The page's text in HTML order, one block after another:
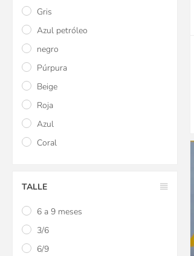
Gris
Azul petróleo
negro
Púrpura
Beige
Roja
Azul
Coral
TALLE
6 a 9 meses
3/6
6/9